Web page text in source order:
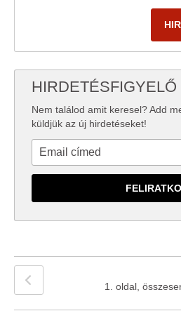
HIRDETÉSFIGYELŐ
Nem találod amit keresel? Add
küldjük az új hirdetéseket!
1. oldal,